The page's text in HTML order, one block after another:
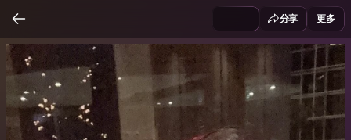
分享 更多